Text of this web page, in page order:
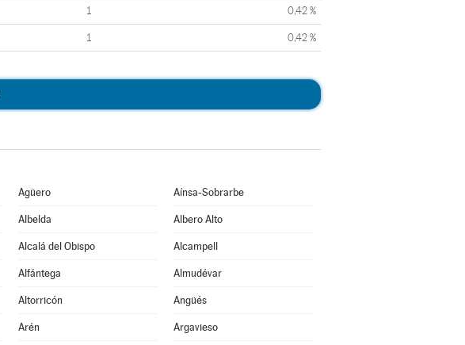
1 0,42 %
1 0,42 %
Agüero Aínsa-Sobrarbe
Albelda Albero Alto
Alcalá del Obispo Alcampell
Alfántega Almudévar
Altorricón Angüés
Arén Argavieso